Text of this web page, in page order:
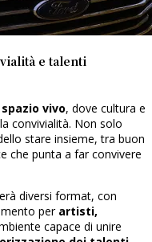
e talenti
spazio vivo, dove cultura e
convivialità. Non solo
stare insieme, tra buon
che punta a far convivere
diversi format, con
per artisti,
capace di unire